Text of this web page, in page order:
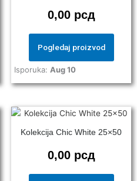
0,00 рсд
Pogledaj proizvod
Isporuka: Aug 10
Kolekcija Chic White 25×50
0,00 рсд